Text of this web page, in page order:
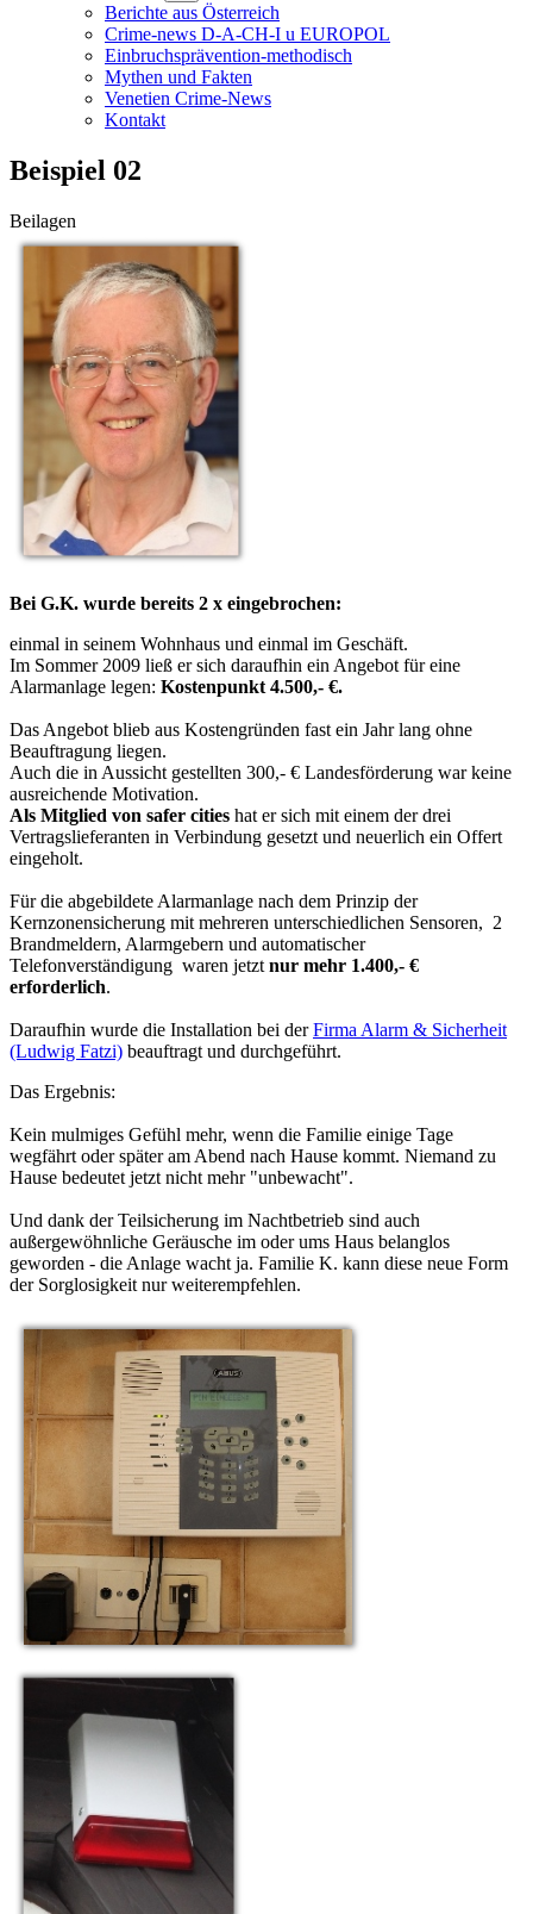
Berichte aus Österreich
Crime-news D-A-CH-I u EUROPOL
Einbruchsprävention-methodisch
Mythen und Fakten
Venetien Crime-News
Kontakt
Beispiel 02
Beilagen
Bei G.K. wurde bereits 2 x eingebrochen:
einmal in seinem Wohnhaus und einmal im Geschäft.
Im Sommer 2009 ließ er sich daraufhin ein Angebot für eine
Alarmanlage legen: Kostenpunkt 4.500,- €.
Das Angebot blieb aus Kostengründen fast ein Jahr lang ohne
Beauftragung liegen.
Auch die in Aussicht gestellten 300,- € Landesförderung war keine
ausreichende Motivation.
Als Mitglied von safer cities hat er sich mit einem der drei
Vertragslieferanten in Verbindung gesetzt und neuerlich ein Offert
eingeholt.
Für die abgebildete Alarmanlage nach dem Prinzip der
Kernzonensicherung mit mehreren unterschiedlichen Sensoren, 2
Brandmeldern, Alarmgebern und automatischer
Telefonverständigung waren jetzt nur mehr 1.400,- €
erforderlich.
Daraufhin wurde die Installation bei derFirma Alarm & Sicherheit
(Ludwig Fatzi) beauftragt und durchgeführt.
Das Ergebnis:
Kein mulmiges Gefühl mehr, wenn die Familie einige Tage
wegfährt oder später am Abend nach Hause kommt. Niemand zu
Hause bedeutet jetzt nicht mehr "unbewacht".
Und dank der Teilsicherung im Nachtbetrieb sind auch
außergewöhnliche Geräusche im oder ums Haus belanglos
geworden - die Anlage wacht ja. Familie K. kann diese neue Form
der Sorglosigkeit nur weiterempfehlen.